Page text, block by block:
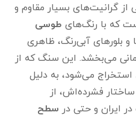
از گرانیت‌های بسیار مقاوم و
که با رنگ‌های طوسی
و بلورهای آبی‌رنگ، ظاهری
می‌بخشد. این سنگ که از
استخراج می‌شود، به دلیل
فشرده‌اش، از
ایران و حتی در سطح